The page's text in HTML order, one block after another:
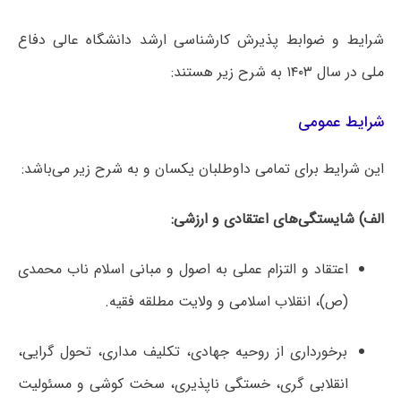
شرایط و ضوابط پذیرش کارشناسی ارشد دانشگاه عالی دفاع
ملی در سال ۱۴۰۳ به شرح زیر هستند:
شرایط عمومی
این شرایط برای تمامی داوطلبان یکسان و به شرح زیر می‌باشد:
الف) شایستگی‌های اعتقادی و ارزشی:
اعتقاد و التزام عملی به اصول و مبانی اسلام ناب محمدی
(ص)، انقلاب اسلامی و ولایت مطلقه فقیه.
برخورداری از روحیه جهادی، تکلیف مداری، تحول گرایی،
انقلابی گری، خستگی ناپذیری، سخت کوشی و مسئولیت